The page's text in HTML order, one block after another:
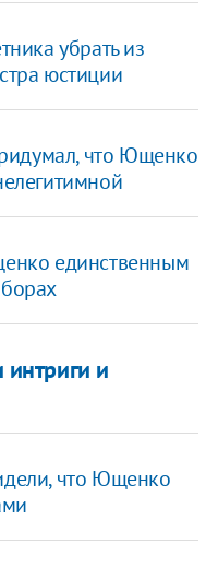
убрать из
юстиции
что Ющенко
единственным
и
что Ющенко